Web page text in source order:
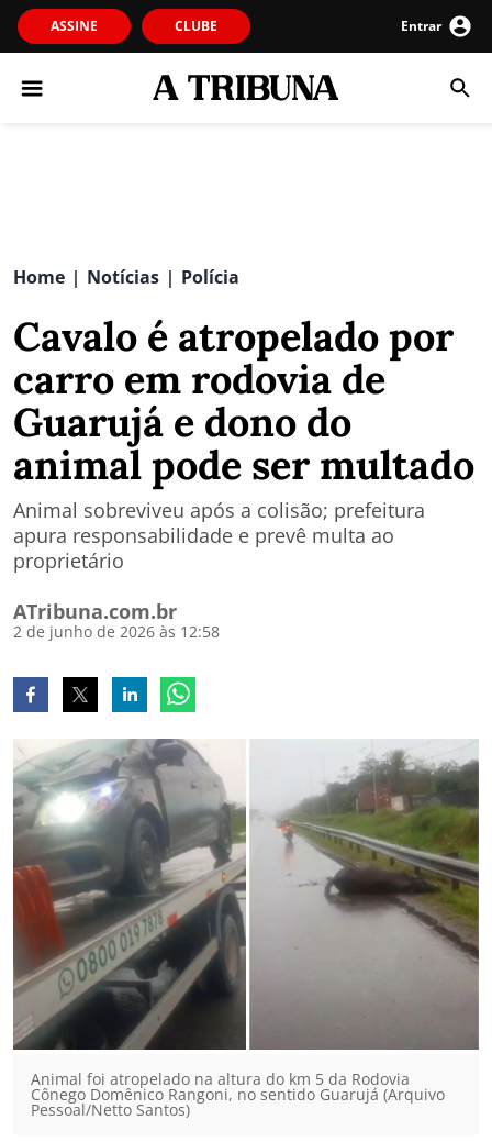
ASSINE CLUBE Entrar
Home | Notícias | Polícia
Cavalo é atropelado por
carro em rodovia de
Guarujá e dono do
animal pode ser multado
Animal sobreviveu após a colisão; prefeitura
apura responsabilidade e prevê multa ao
proprietário
ATribuna.com.br
2 de junho de 2026 às 12:58
Animal foi atropelado na altura do km 5 da Rodovia
Cônego Domênico Rangoni, no sentido Guarujá (Arquivo
Pessoal/Netto Santos)